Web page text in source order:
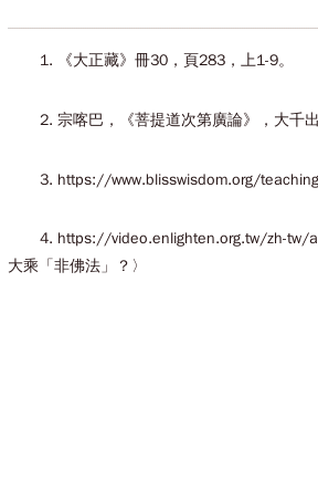
1. 《大正藏》冊30，頁283，上1-9。
2. 宗喀巴，《菩提道次第廣論》，大千
3. https://www.blisswisdom.org/
4. https://video.enlighten.org.tw/zh-tw/
大乘「非佛法」？〉